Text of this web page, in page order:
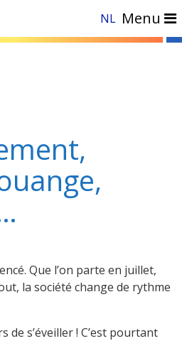
NL Menu
Que l’on parte en juillet,
la société change de rythme
de s’éveiller ! C’est pourtant